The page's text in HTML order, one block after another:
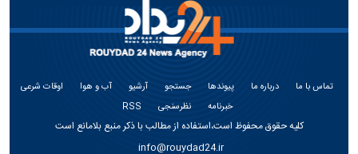
تماس با ما درباره ما پیوندها جستجو آرشیو آب و هوا
اوقات شرعی
خبرنامه
نظرسنجی RSS
کلیه حقوق محفوظ است،استفاده از مطالب با ذکر منبع بلامانع است
info@rouydad24.ir